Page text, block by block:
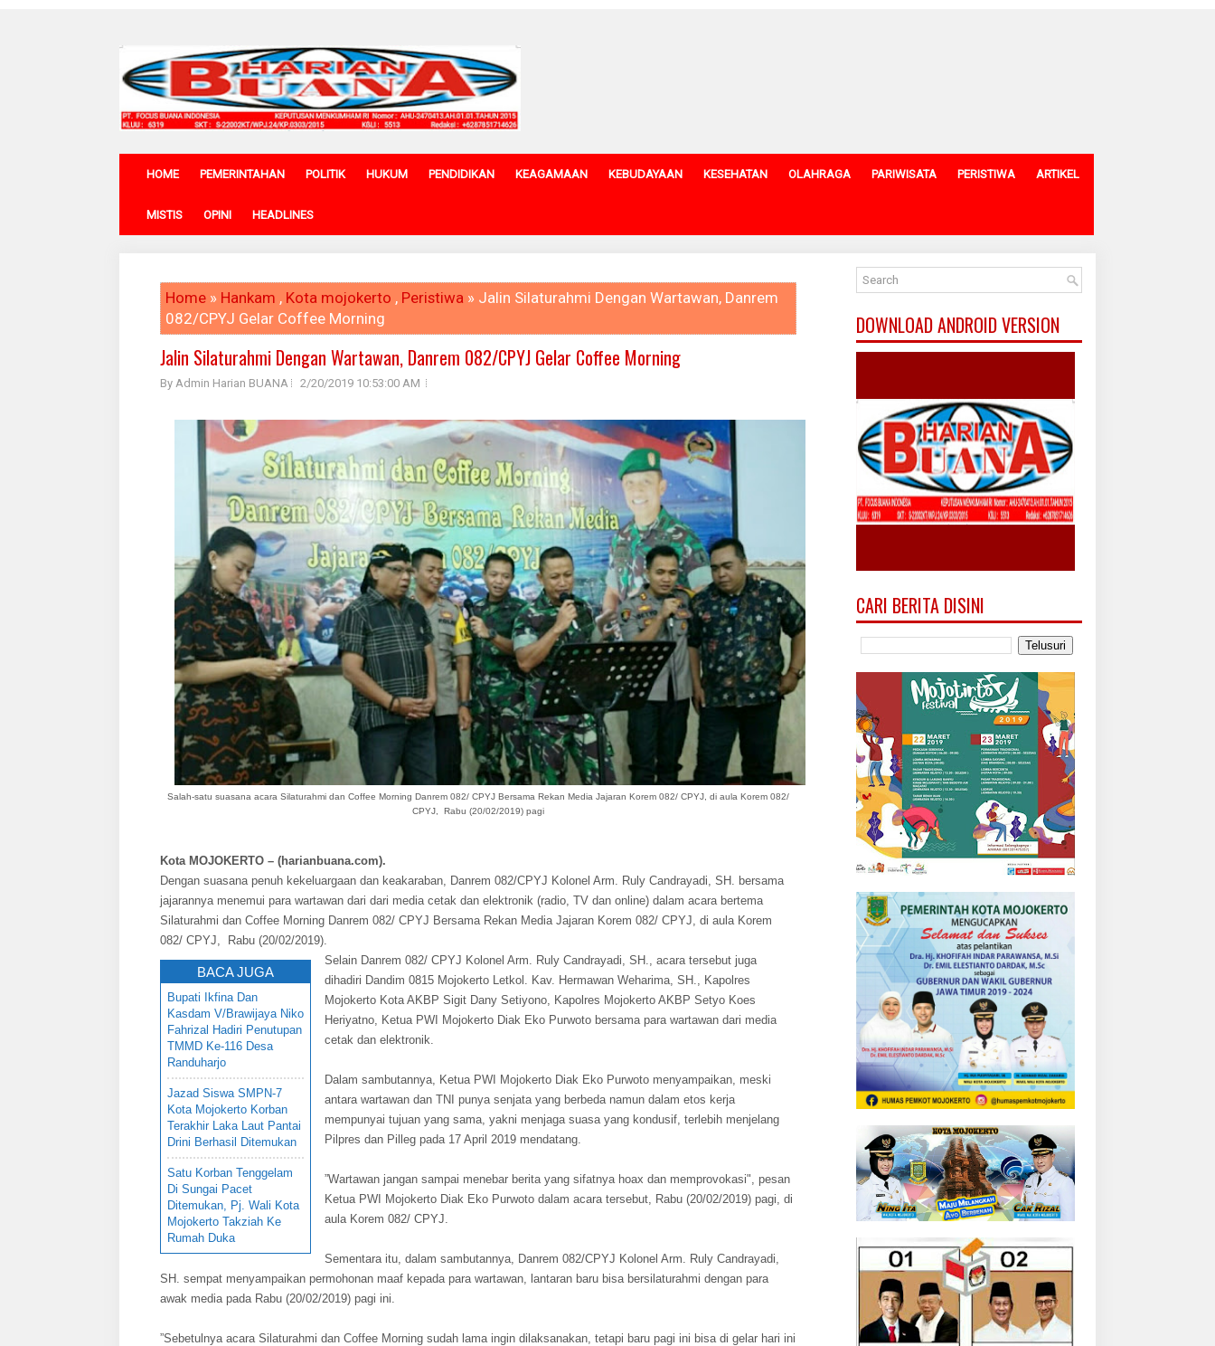
HOME PEMERINTAHAN POLITIK HUKUM PENDIDIKAN KEAGAMAAN KEBUDAYAAN KESEHATAN OLAHRAGA PARIWISATA PERISTIWA ARTIKEL
MISTIS OPINI HEADLINES
Home » Hankam , Kota mojokerto , Peristiwa » Jalin Silaturahmi Dengan Wartawan, Danrem
082/CPYJ Gelar Coffee Morning
Jalin Silaturahmi Dengan Wartawan, Danrem 082/CPYJ Gelar Coffee Morning
By Admin Harian BUANA 2/20/2019 10:53:00 AM
Salah-satu suasana acara Silaturahmi dan Coffee Morning Danrem 082/ CPYJ Bersama Rekan Media Jajaran Korem 082/ CPYJ, di aula Korem 082/
CPYJ, Rabu (20/02/2019) pagi
Kota MOJOKERTO – (harianbuana.com).
Dengan suasana penuh kekeluargaan dan keakaraban, Danrem 082/CPYJ Kolonel Arm. Ruly Candrayadi, SH. bersama
jajarannya menemui para wartawan dari dari media cetak dan elektronik (radio, TV dan online) dalam acara bertema
Silaturahmi dan Coffee Morning Danrem 082/ CPYJ Bersama Rekan Media Jajaran Korem 082/ CPYJ, di aula Korem
082/ CPYJ, Rabu (20/02/2019).
BACA JUGA
Bupati Ikfina Dan
Kasdam V/Brawijaya Niko
Fahrizal Hadiri Penutupan
TMMD Ke-116 Desa
Randuharjo
Jazad Siswa SMPN-7
Kota Mojokerto Korban
Terakhir Laka Laut Pantai
Drini Berhasil Ditemukan
Satu Korban Tenggelam
Di Sungai Pacet
Ditemukan, Pj. Wali Kota
Mojokerto Takziah Ke
Rumah Duka
Selain Danrem 082/ CPYJ Kolonel Arm. Ruly Candrayadi, SH., acara tersebut juga
dihadiri Dandim 0815 Mojokerto Letkol. Kav. Hermawan Weharima, SH., Kapolres
Mojokerto Kota AKBP Sigit Dany Setiyono, Kapolres Mojokerto AKBP Setyo Koes
Heriyatno, Ketua PWI Mojokerto Diak Eko Purwoto bersama para wartawan dari media
cetak dan elektronik.
Dalam sambutannya, Ketua PWI Mojokerto Diak Eko Purwoto menyampaikan, meski
antara wartawan dan TNI punya senjata yang berbeda namun dalam etos kerja
mempunyai tujuan yang sama, yakni menjaga suasa yang kondusif, terlebih menjelang
Pilpres dan Pilleg pada 17 April 2019 mendatang.
”Wartawan jangan sampai menebar berita yang sifatnya hoax dan memprovokasi", pesan
Ketua PWI Mojokerto Diak Eko Purwoto dalam acara tersebut, Rabu (20/02/2019) pagi, di
aula Korem 082/ CPYJ.
Sementara itu, dalam sambutannya, Danrem 082/CPYJ Kolonel Arm. Ruly Candrayadi,
SH. sempat menyampaikan permohonan maaf kepada para wartawan, lantaran baru bisa bersilaturahmi dengan para
awak media pada Rabu (20/02/2019) pagi ini.
”Sebetulnya acara Silaturahmi dan Coffee Morning sudah lama ingin dilaksanakan, tetapi baru pagi ini bisa di gelar hari ini
DOWNLOAD ANDROID VERSION
CARI BERITA DISINI